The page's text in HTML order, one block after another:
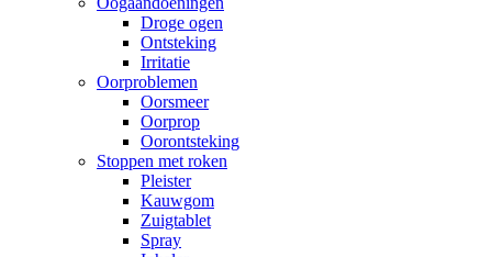
Droge ogen
Ontsteking
Irritatie
Oorproblemen
Oorsmeer
Oorprop
Oorontsteking
Stoppen met roken
Pleister
Kauwgom
Zuigtablet
Spray